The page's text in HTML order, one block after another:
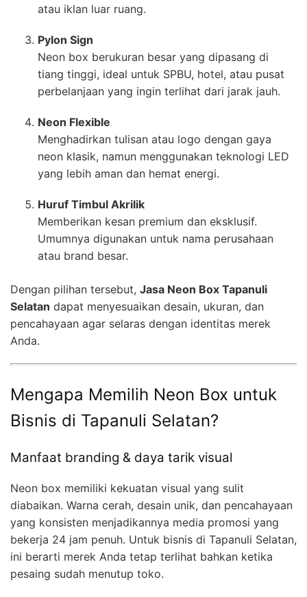
atau iklan luar ruang.
Pylon Sign
Neon box berukuran besar yang dipasang di
tiang tinggi, ideal untuk SPBU, hotel, atau pusat
perbelanjaan yang ingin terlihat dari jarak jauh.
Neon Flexible
Menghadirkan tulisan atau logo dengan gaya
neon klasik, namun menggunakan teknologi LED
yang lebih aman dan hemat energi.
Huruf Timbul Akrilik
Memberikan kesan premium dan eksklusif.
Umumnya digunakan untuk nama perusahaan
atau brand besar.
Dengan pilihan tersebut, Jasa Neon Box Tapanuli
Selatan dapat menyesuaikan desain, ukuran, dan
pencahayaan agar selaras dengan identitas merek
Anda.
Mengapa Memilih Neon Box untuk
Bisnis di Tapanuli Selatan?
Manfaat branding & daya tarik visual
Neon box memiliki kekuatan visual yang sulit
diabaikan. Warna cerah, desain unik, dan pencahayaan
yang konsisten menjadikannya media promosi yang
bekerja 24 jam penuh. Untuk bisnis di Tapanuli Selatan,
ini berarti merek Anda tetap terlihat bahkan ketika
pesaing sudah menutup toko.